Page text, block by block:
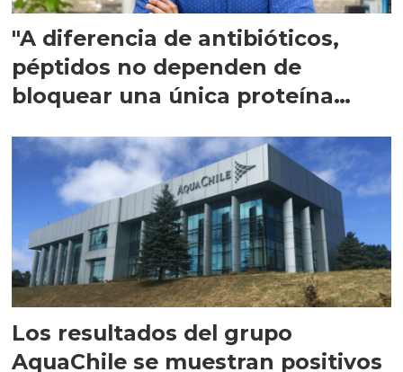
"A diferencia de antibióticos,
péptidos no dependen de
bloquear una única proteína
Los resultados del grupo
AquaChile se muestran positivos